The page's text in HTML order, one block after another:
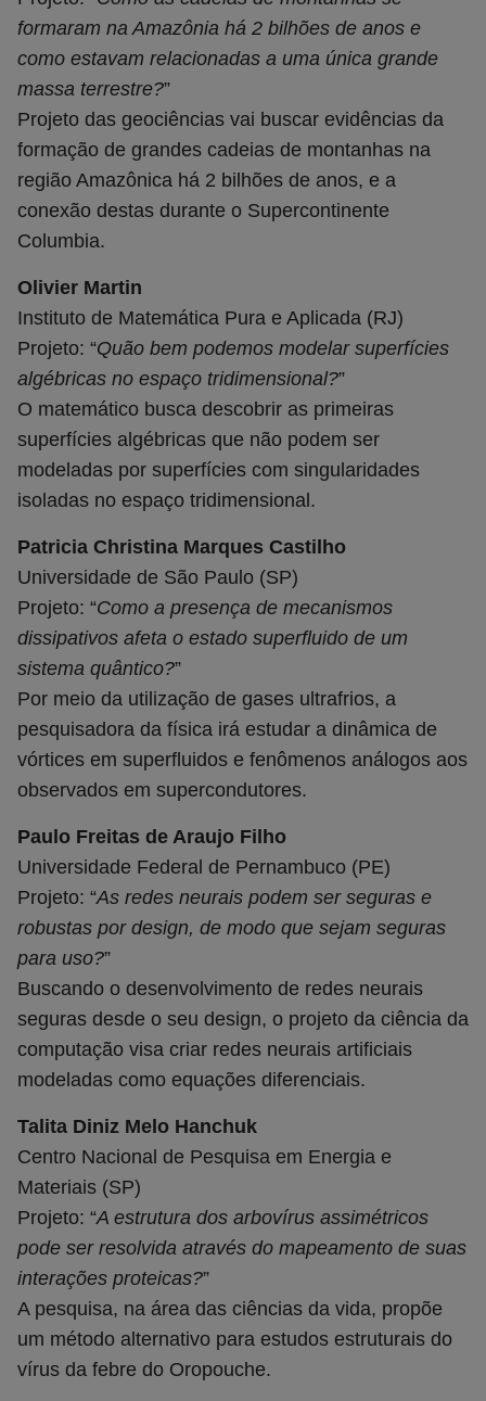
formaram na Amazônia há 2 bilhões de anos e
como estavam relacionadas a uma única grande
massa terrestre?”
Projeto das geociências vai buscar evidências da
formação de grandes cadeias de montanhas na
região Amazônica há 2 bilhões de anos, e a
conexão destas durante o Supercontinente
Columbia.
Olivier Martin
Instituto de Matemática Pura e Aplicada (RJ)
Projeto: “Quão bem podemos modelar superfícies
algébricas no espaço tridimensional?”
O matemático busca descobrir as primeiras
superfícies algébricas que não podem ser
modeladas por superfícies com singularidades
isoladas no espaço tridimensional.
Patricia Christina Marques Castilho
Universidade de São Paulo (SP)
Projeto: “Como a presença de mecanismos
dissipativos afeta o estado superfluido de um
sistema quântico?”
Por meio da utilização de gases ultrafrios, a
pesquisadora da física irá estudar a dinâmica de
vórtices em superfluidos e fenômenos análogos aos
observados em supercondutores.
Paulo Freitas de Araujo Filho
Universidade Federal de Pernambuco (PE)
Projeto: “As redes neurais podem ser seguras e
robustas por design, de modo que sejam seguras
para uso?”
Buscando o desenvolvimento de redes neurais
seguras desde o seu design, o projeto da ciência da
computação visa criar redes neurais artificiais
modeladas como equações diferenciais.
Talita Diniz Melo Hanchuk
Centro Nacional de Pesquisa em Energia e
Materiais (SP)
Projeto: “A estrutura dos arbovírus assimétricos
pode ser resolvida através do mapeamento de suas
interações proteicas?”
A pesquisa, na área das ciências da vida, propõe
um método alternativo para estudos estruturais do
vírus da febre do Oropouche.